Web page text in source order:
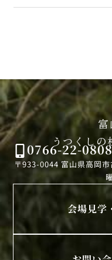
うつくし
0766-22-
〒933-0044 富山県高岡
会場見学